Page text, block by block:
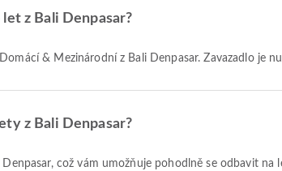
z Bali Denpasar?
& Mezinárodní z Bali Denpasar. Zavazadlo je
z Bali Denpasar?